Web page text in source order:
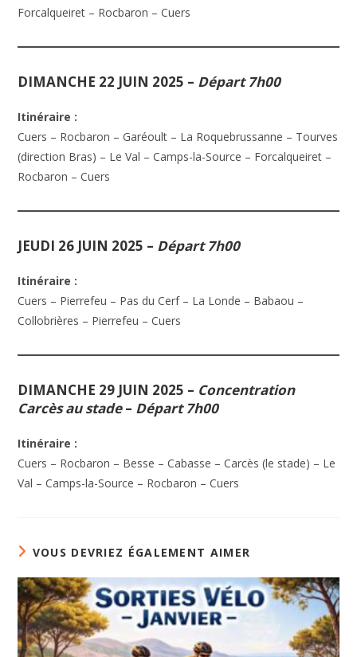
Forcalqueiret – Rocbaron – Cuers
DIMANCHE 22 JUIN 2025 – Départ 7h00
Itinéraire :
Cuers – Rocbaron – Garéoult – La Roquebrussanne – Tourves
(direction Bras) – Le Val – Camps-la-Source – Forcalqueiret –
Rocbaron – Cuers
JEUDI 26 JUIN 2025 – Départ 7h00
Itinéraire :
Cuers – Pierrefeu – Pas du Cerf – La Londe – Babaou –
Collobrières – Pierrefeu – Cuers
DIMANCHE 29 JUIN 2025 – Concentration
Carcès au stade– Départ 7h00
Itinéraire :
Cuers – Rocbaron – Besse – Cabasse – Carcès (le stade) – Le
Val – Camps-la-Source – Rocbaron – Cuers
VOUS DEVRIEZ ÉGALEMENT AIMER